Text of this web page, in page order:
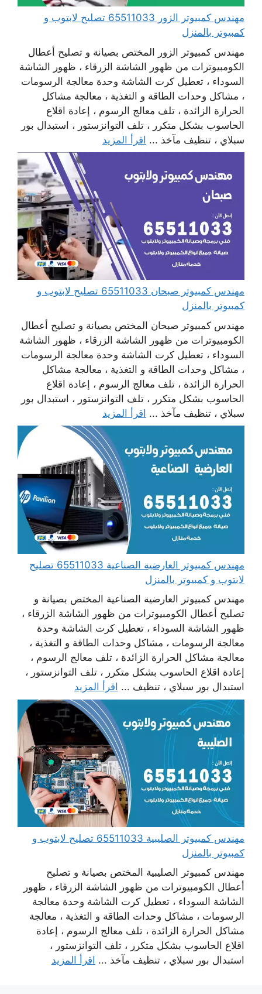
مهندس كمبيوتر الزور 65511033 تصليح لابتوب و
كمبيوتر بالمنزل
مهندس كمبيوتر الزور المختص بصيانة و تصليح أعطال
الكومبيوترات من ظهور الشاشة الزرقاء ، ظهور الشاشة
السوداء ، تعطيل كرت الشاشة وحدة معالجة الرسومات
، مشاكل وحدات الطاقة و التغذية ، معالجة مشاكل
الحرارة الزائدة ، تلف معالج الرسوم ، إعادة اقلاع
الحاسوب بشكل متكرر ، تلف التوانزستور ، استبدال بور
سبلاي ، تنظيف مآخذ ... اقرأ المزيد
مهندس كمبيوتر صبحان 65511033 تصليح لابتوب و
كمبيوتر بالمنزل
مهندس كمبيوتر صبحان المختص بصيانة و تصليح أعطال
الكومبيوترات من ظهور الشاشة الزرقاء ، ظهور الشاشة
السوداء ، تعطيل كرت الشاشة وحدة معالجة الرسومات
، مشاكل وحدات الطاقة و التغذية ، معالجة مشاكل
الحرارة الزائدة ، تلف معالج الرسوم ، إعادة اقلاع
الحاسوب بشكل متكرر ، تلف التوانزستور ، استبدال بور
سبلاي ، تنظيف مآخذ ... اقرأ المزيد
مهندس كمبيوتر العارضية الصناعية 65511033 تصليح
لابتوب و كمبيوتر بالمنزل
مهندس كمبيوتر العارضية الصناعية المختص بصيانة و
تصليح أعطال الكومبيوترات من ظهور الشاشة الزرقاء ،
ظهور الشاشة السوداء ، تعطيل كرت الشاشة وحدة
معالجة الرسومات ، مشاكل وحدات الطاقة و التغذية ،
معالجة مشاكل الحرارة الزائدة ، تلف معالج الرسوم ،
إعادة اقلاع الحاسوب بشكل متكرر ، تلف التوانزستور ،
استبدال بور سبلاي ، تنظيف ... اقرأ المزيد
مهندس كمبيوتر الصليبية 65511033 تصليح لابتوب و
كمبيوتر بالمنزل
مهندس كمبيوتر الصليبية المختص بصيانة و تصليح
أعطال الكومبيوترات من ظهور الشاشة الزرقاء ، ظهور
الشاشة السوداء ، تعطيل كرت الشاشة وحدة معالجة
الرسومات ، مشاكل وحدات الطاقة و التغذية ، معالجة
مشاكل الحرارة الزائدة ، تلف معالج الرسوم ، إعادة
اقلاع الحاسوب بشكل متكرر ، تلف التوانزستور ،
استبدال بور سبلاي ، تنظيف مآخذ ... اقرأ المزيد